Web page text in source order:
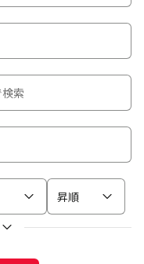
昇順